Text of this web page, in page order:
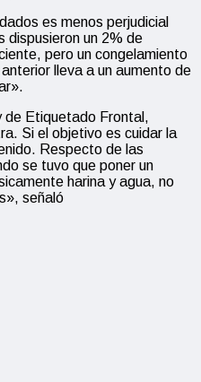
es menos perjudicial
dispusieron un 2% de
pero un congelamiento
lleva a un aumento de
de Etiquetado Frontal,
Si el objetivo es cuidar la
Respecto de las
se tuvo que poner un
harina y agua, no
señaló